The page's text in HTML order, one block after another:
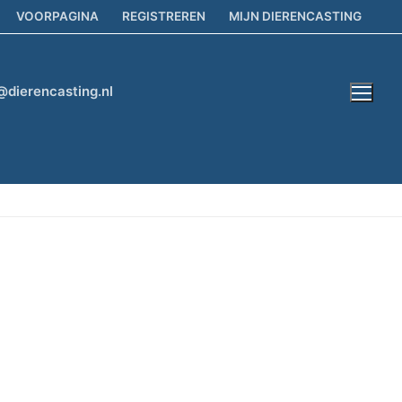
VOORPAGINA REGISTREREN MIJN DIERENCASTING